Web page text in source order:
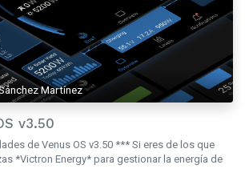
Martínez
v3.50
de Venus OS v3.50 *** Si eres de los que
*Victron Energy* para gestionar la energía de